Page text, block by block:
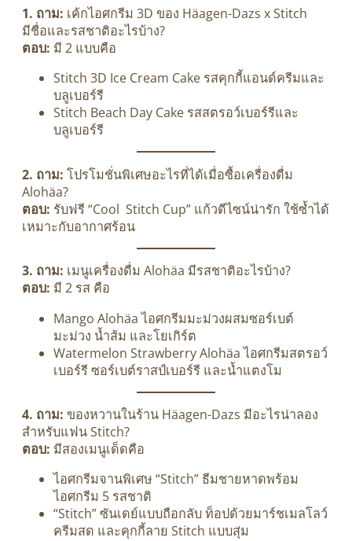
1. ถาม: เค้กไอศกรีม 3D ของ Häagen-Dazs x Stitch
มีชื่อและรสชาติอะไรบ้าง?
ตอบ: มี 2 แบบคือ
Stitch 3D Ice Cream Cake รสคุกกี้แอนด์ครีมและ
บลูเบอร์รี
Stitch Beach Day Cake รสสตรอว์เบอร์รีและ
บลูเบอร์รี
2. ถาม: โปรโมชั่นพิเศษอะไรที่ได้เมื่อซื้อเครื่องดื่ม
Alohäa?
ตอบ: รับฟรี “Cool Stitch Cup” แก้วดีไซน์น่ารัก ใช้ซ้ำได้
เหมาะกับอากาศร้อน
3. ถาม: เมนูเครื่องดื่ม Alohäa มีรสชาติอะไรบ้าง?
ตอบ: มี 2 รส คือ
Mango Alohäa ไอศกรีมมะม่วงผสมซอร์เบต์
มะม่วง น้ำส้ม และโยเกิร์ต
Watermelon Strawberry Alohäa ไอศกรีมสตรอว์
เบอร์รี ซอร์เบต์ราสป์เบอร์รี และน้ำแตงโม
4. ถาม: ของหวานในร้าน Häagen-Dazs มีอะไรน่าลอง
สำหรับแฟน Stitch?
ตอบ: มีสองเมนูเด็ดคือ
ไอศกรีมจานพิเศษ “Stitch” ธีมชายหาดพร้อม
ไอศกรีม 5 รสชาติ
“Stitch” ซันเดย์แบบถือกลับ ท็อปด้วยมาร์ชเมลโลว์
ครีมสด และคุกกี้ลาย Stitch แบบสุ่ม